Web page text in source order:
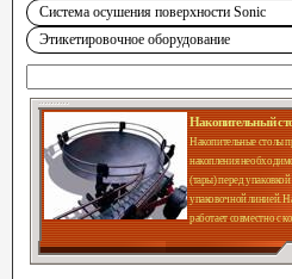
Система осушения поверхности Sonic
Этикетировочное оборудование
Накопительный
Накопительные столы
накопления
(тары) перед
упаковочной линией.
работает совместно с